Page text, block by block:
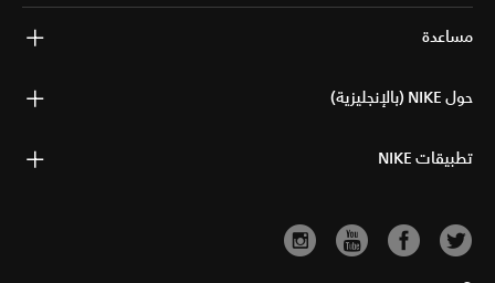
مساعدة
حول NIKE (بالإنجليزية)
تطبيقات NIKE